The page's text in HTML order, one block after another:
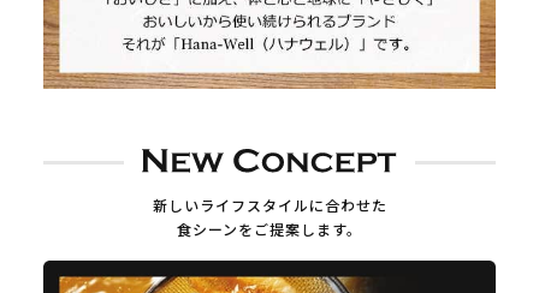
新しいライフスタイルに合わせた
食シーンをご提案します。